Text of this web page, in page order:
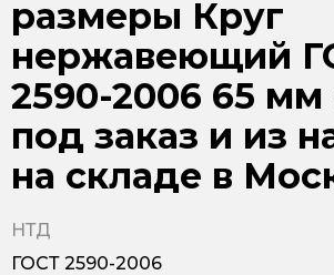
размеры Круг
нержавеющий
2590-2006 65 мм
под заказ и из
на складе в
НТД
ГОСТ 2590-2006